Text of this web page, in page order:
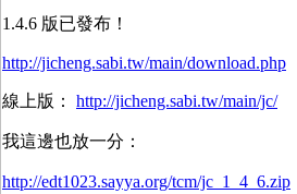
1.4.6 版已發布！
http://jicheng.sabi.tw/main/download.php
線上版： http://jicheng.sabi.tw/main/jc/
我這邊也放一分：
http://edt1023.sayya.org/tcm/jc_1_4_6.zip